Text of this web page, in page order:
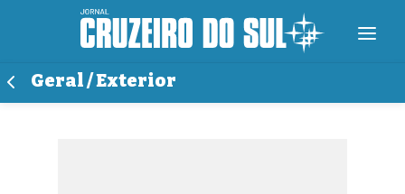
Geral / Exterior